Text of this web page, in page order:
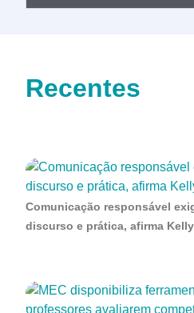
Recentes
Comunicação responsável
discurso e prática, afirma